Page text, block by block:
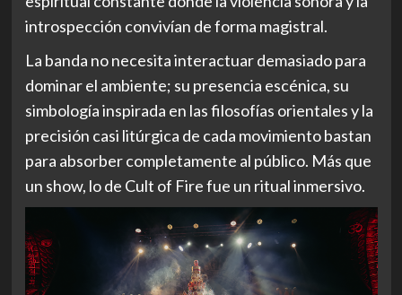
introspección convivían de forma magistral.
La banda no necesita interactuar demasiado para
dominar el ambiente; su presencia escénica, su
simbología inspirada en las filosofías orientales y la
precisión casi litúrgica de cada movimiento bastan
para absorber completamente al público. Más que
un show, lo de Cult of Fire fue un ritual inmersivo.